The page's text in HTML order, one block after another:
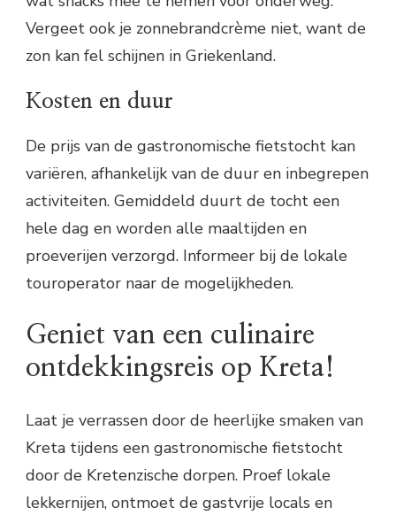
Vergeet ook je zonnebrandcrème niet, want de
zon kan fel schijnen in Griekenland.
Kosten en duur
De prijs van de gastronomische fietstocht kan
variëren, afhankelijk van de duur en inbegrepen
activiteiten. Gemiddeld duurt de tocht een
hele dag en worden alle maaltijden en
proeverijen verzorgd. Informeer bij de lokale
touroperator naar de mogelijkheden.
Geniet van een culinaire
ontdekkingsreis op Kreta!
Laat je verrassen door de heerlijke smaken van
Kreta tijdens een gastronomische fietstocht
door de Kretenzische dorpen. Proef lokale
lekkernijen, ontmoet de gastvrije locals en